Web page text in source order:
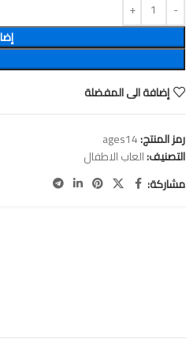
إضافة الى المفضلة
رمز المنتج:ages14
التصنيف:العاب الاطفال
مشاركة: